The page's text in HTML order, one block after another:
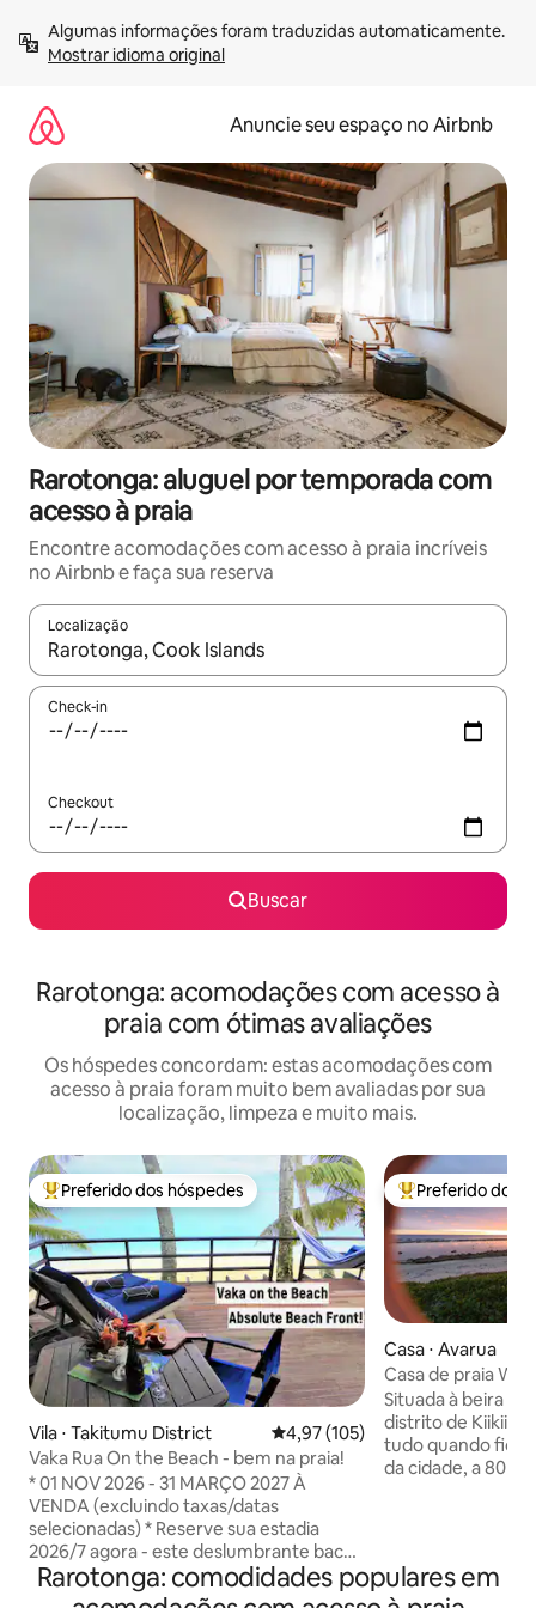
para
Mostrar idioma original
Anuncie seu espaço no Airbnb
Rarotonga: aluguel por temporada com
acesso à praia
Encontre acomodações com acesso à praia incríveis
no Airbnb e faça sua reserva
Localização
Quando os resultados estiverem disponíveis, explore-os
Check-in
Checkout
Buscar
Rarotonga: acomodações com acesso à
praia com ótimas avaliações
Os hóspedes concordam: estas acomodações com
acesso à praia foram muito bem avaliadas por sua
localização, limpeza e muito mais.
Entre os melhores preferidos dos hóspedes
Preferido dos hóspedes
Vila ⋅ Takitumu District 4,97 de uma avaliação média de
4,97 (105)
Vaka Rua On the Beach - bem na praia!
* 01 NOV 2026 - 31 MARÇO 2027 À
VENDA (excluindo taxas/datas
selecionadas) * Reserve sua estadia
2026/7 agora - este deslumbrante bach
de praia sempre se enche e muitos
perdem a cada ano, então seja rápido.
Entre os
Preferido dos
Casa ⋅ Avarua
Casa de praia
o mar, acomoda 7
Situada à beira
distrito de Kiikii,
tudo quando ficar
da cidade, a 80 m
ventos alísios,
Rarotonga: comodidades populares em